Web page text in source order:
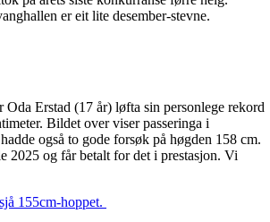
er eit lite desember-stevne.
Oda Erstad (17 år) løfta sin personlege rekord
Bildet over viser passeringa i
også to gode forsøk på høgden 158 cm.
2025 og får betalt for det i prestasjon. Vi
155cm-hoppet.